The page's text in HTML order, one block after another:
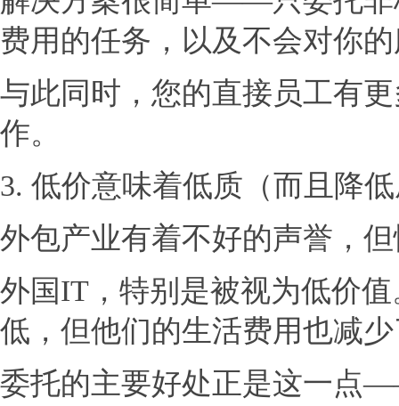
费用的任务，以及不会对你
与此同时，您的直接员工有
作。
3. 低价意味着低质（而且降
外包产业有着不好的声誉，
外国IT，特别是被视为低价
低，但他们的生活费用也减
委托的主要好处正是这一点